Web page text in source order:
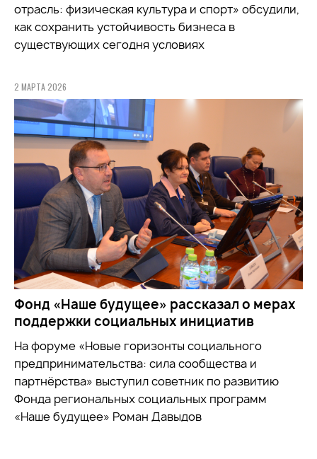
отрасль: физическая культура и спорт» обсудили,
как сохранить устойчивость бизнеса в
существующих сегодня условиях
2 МАРТА 2026
Фонд «Наше будущее» рассказал о мерах
поддержки социальных инициатив
На форуме «Новые горизонты социального
предпринимательства: сила сообщества и
партнёрства» выступил советник по развитию
Фонда региональных социальных программ
«Наше будущее» Роман Давыдов